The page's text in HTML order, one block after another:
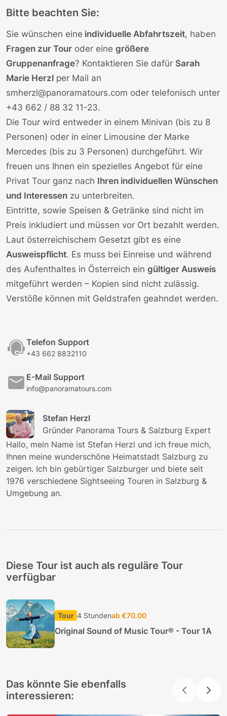
Bitte beachten Sie:
Sie wünschen eine individuelle Abfahrtszeit, haben
Fragen zur Tour oder eine größere
Gruppenanfrage? Kontaktieren Sie dafür Sarah
Marie Herzl per Mail an
smherzl@panoramatours.com oder telefonisch unter
+43 662 / 88 32 11-23.
Die Tour wird entweder in einem Minivan (bis zu 8
Personen) oder in einer Limousine der Marke
Mercedes (bis zu 3 Personen) durchgeführt. Wir
freuen uns Ihnen ein spezielles Angebot für eine
Privat Tour ganz nach Ihren individuellen Wünschen
und Interessen zu unterbreiten.
Eintritte, sowie Speisen & Getränke sind nicht im
Preis inkludiert und müssen vor Ort bezahlt werden.
Laut österreichischem Gesetzt gibt es eine
Ausweispflicht. Es muss bei Einreise und während
des Aufenthaltes in Österreich ein gültiger Ausweis
mitgeführt werden – Kopien sind nicht zulässig.
Verstöße können mit Geldstrafen geahndet werden.
Telefon Support
+43 662 8832110
E-Mail Support
info@panoramatours.com
Stefan Herzl
Gründer Panorama Tours & Salzburg Expert
Hallo, mein Name ist Stefan Herzl und ich freue mich,
Ihnen meine wunderschöne Heimatstadt Salzburg zu
zeigen. Ich bin gebürtiger Salzburger und biete seit
1976 verschiedene Sightseeing Touren in Salzburg &
Umgebung an.
Diese Tour ist auch als reguläre Tour
verfügbar
Tour 4 Stundenab €70.00
Original Sound of Music Tour® - Tour 1A
Das könnte Sie ebenfalls
interessieren: